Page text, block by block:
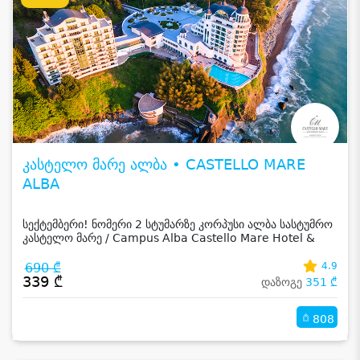
კასტელო მარე ალბა • CASTELLO MARE
ALBA
სექტემბერი! ნომერი 2 სტუმარზე კორპუსი ალბა სასტუმრო
კასტელო მარე / Campus Alba Castello Mare Hotel &
690 ₾
339 ₾
4.9
დაზოგე 351 ₾
808